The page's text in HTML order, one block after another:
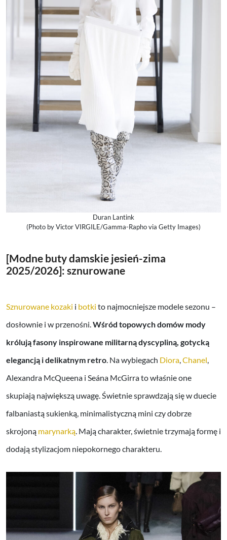
Duran Lantink
(Photo by Victor VIRGILE/Gamma-Rapho via Getty Images)
[Modne buty damskie jesień-zima
2025/2026]: sznurowane
Sznurowane kozaki i botki to najmocniejsze modele sezonu –
dosłownie i w przenośni.Wśród topowych domów mody
królują fasony inspirowane militarną dyscypliną, gotycką
elegancją i delikatnym retro. Na wybiegach Diora,Chanel,
Alexandra McQueena i Seána McGirra to właśnie one
skupiają największą uwagę. Świetnie sprawdzają się w duecie
falbaniastą sukienką, minimalistyczną mini czy dobrze
skrojoną marynarką. Mają charakter, świetnie trzymają formę i
dodają stylizacjom niepokornego charakteru.